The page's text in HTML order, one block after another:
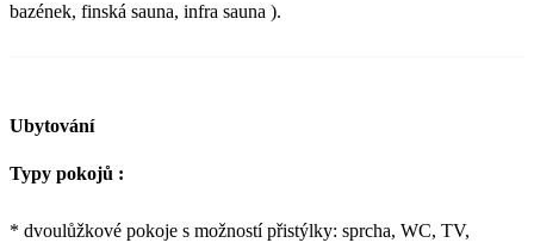
bazének, finská sauna, infra sauna ).
Ubytování
Typy pokojů :
* dvoulůžkové pokoje s možností přistýlky: sprcha, WC, TV,